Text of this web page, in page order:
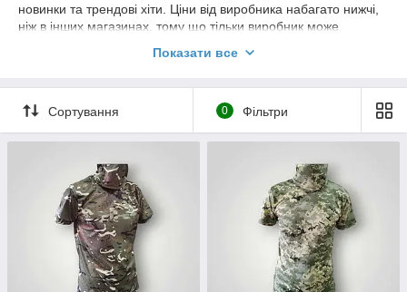
новинки та трендові хіти. Ціни від виробника набагато нижчі,
ніж в інших магазинах, тому що тільки виробник може
виробляється безліч стильних моделей і фасонів якісних
доставку всією Україною. Купити футболку гуртом можна
сидячи за комп'ютером і отримати в будь-якому місті України:
Київ, Одеса, Харків, Львів, Дніпр, Запоріжжя, Полтава, Суми...
і багато інших міста купують наші чоловічі футболки
популярної служби доставки — Новою Поштою.
Показати все
Сортування 0 Фільтри